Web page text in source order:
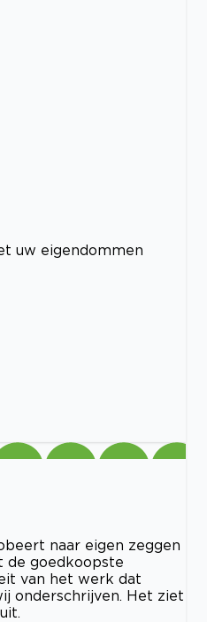
uw eigendommen
naar eigen zeggen
de goedkoopste
van het werk dat
onderschrijven. Het ziet